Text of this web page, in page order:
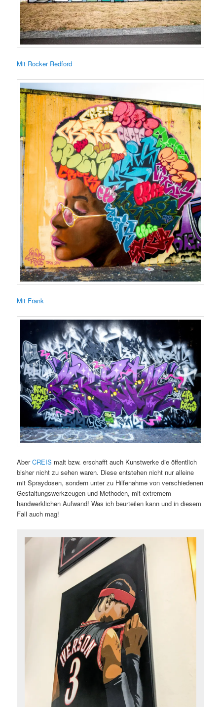
Mit Rocker Redford
Mit Frank
AberCREIS malt bzw. erschafft auch Kunstwerke die öffentlich
bisher nicht zu sehen waren. Diese entstehen nicht nur alleine
mit Spraydosen, sondern unter zu Hilfenahme von verschiedenen
Gestaltungswerkzeugen und Methoden, mit extremem
handwerklichen Aufwand! Was ich beurteilen kann und in diesem
Fall auch mag!